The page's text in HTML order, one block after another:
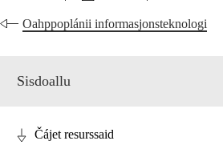
Oahppoplánii informasjonsteknologi
Sisdoallu
Čájet resurssaid